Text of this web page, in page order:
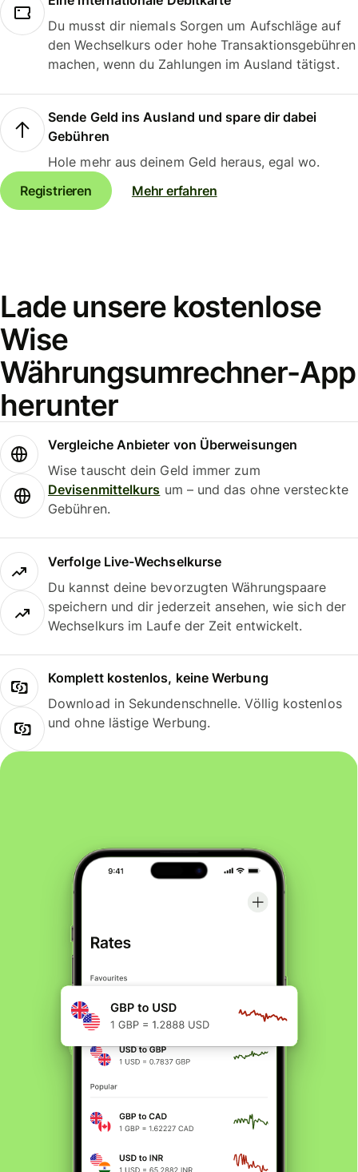
Du musst dir niemals Sorgen um Aufschläge auf
den Wechselkurs oder hohe Transaktionsgebühren
machen, wenn du Zahlungen im Ausland tätigst.
Sende Geld ins Ausland und spare dir dabei
Gebühren
Hole mehr aus deinem Geld heraus, egal wo.
Registrieren
Mehr erfahren
Lade unsere kostenlose
Wise
Währungsumrechner-App
herunter
Vergleiche Anbieter von Überweisungen
Wise tauscht dein Geld immer zum
Devisenmittelkurs um – und das ohne versteckte
Gebühren.
Verfolge Live-Wechselkurse
Du kannst deine bevorzugten Währungspaare
speichern und dir jederzeit ansehen, wie sich der
Wechselkurs im Laufe der Zeit entwickelt.
Komplett kostenlos, keine Werbung
Download in Sekundenschnelle. Völlig kostenlos
und ohne lästige Werbung.